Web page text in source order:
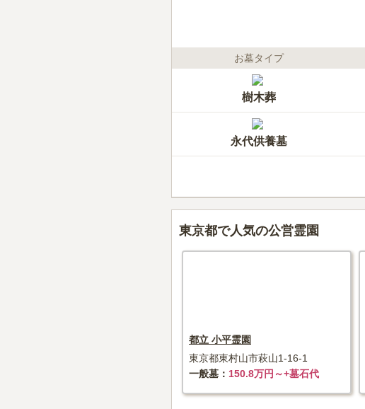
お墓タイプ
樹木葬
永代供養墓
東京都で人気の公営霊園
都立 小平霊園
東京都東村山市萩山1-16-1
一般墓
150.8万円～+墓石代